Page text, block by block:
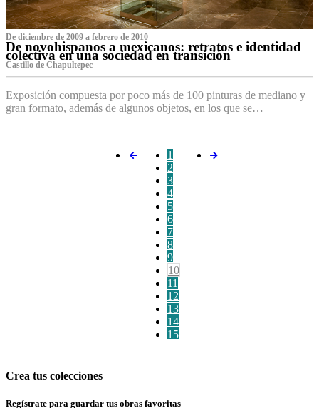
De diciembre de 2009 a febrero de 2010
De novohispanos a mexicanos: retratos e identidad
colectiva en una sociedad en transición
Castillo de Chapultepec
Exposición compuesta por poco más de 100 pinturas de mediano y
gran formato, además de algunos objetos, en los que se…
1
2
3
4
5
6
7
8
9
10
11
12
13
14
15
Crea tus colecciones
Regístrate para guardar tus obras favoritas